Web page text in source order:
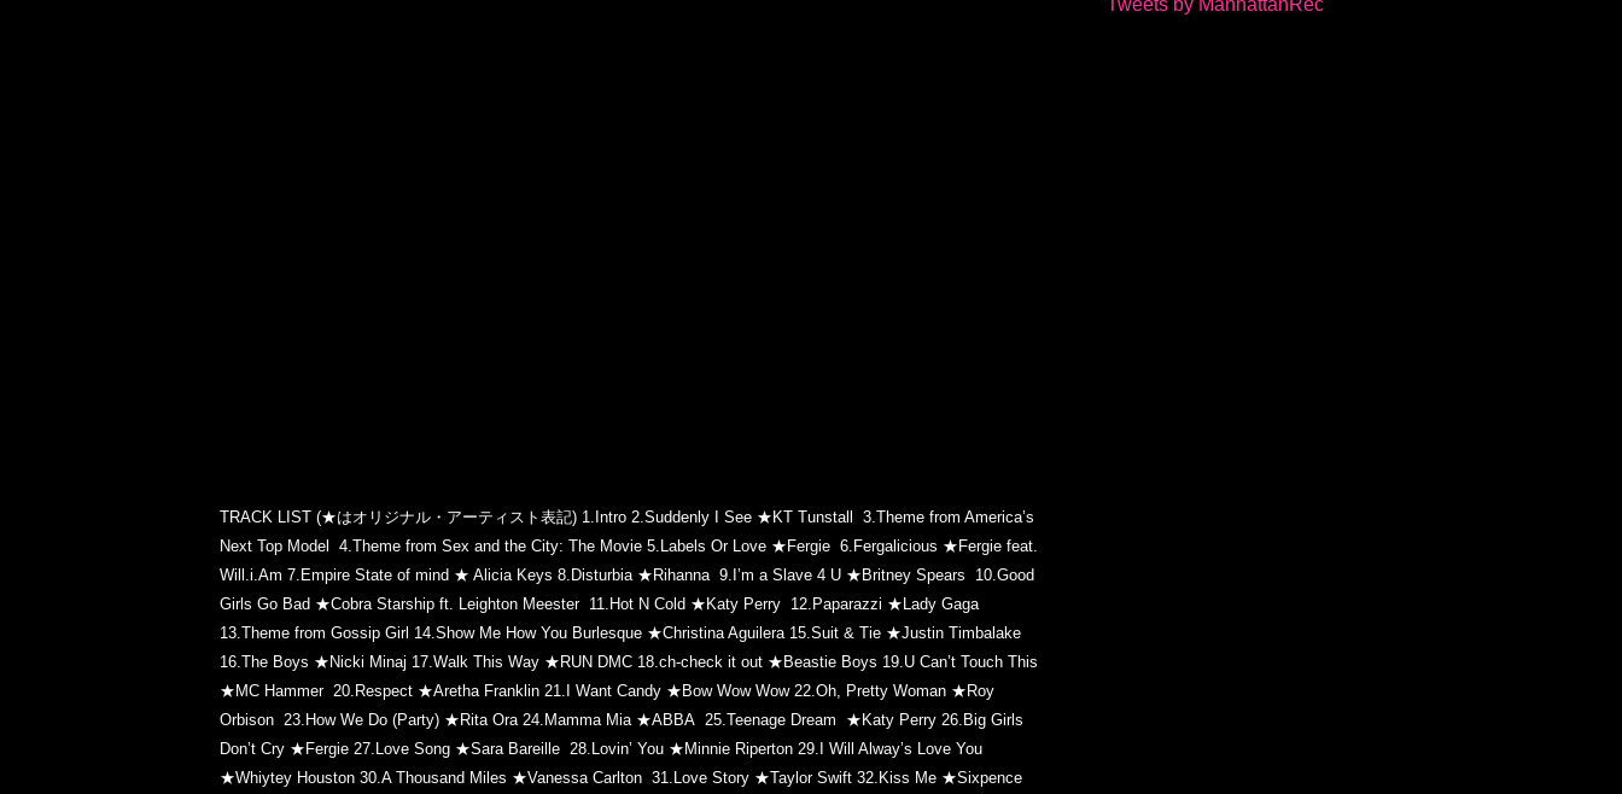
TRACK LIST (★はオリジナル・アーティスト表記) 1.Intro 2.Suddenly I See ★KT Tunstall
3.Theme from America’s
Next Top Model
4.Theme from Sex and the City: The Movie 5.Labels Or Love ★Fergie 6.Fergalicious ★Fergie feat.
Will.i.Am 7.Empire State of mind ★ Alicia Keys 8.Disturbia ★Rihanna 9.I’m a Slave 4 U ★Britney Spears
10.Good
Girls Go Bad ★Cobra Starship ft. Leighton Meester 11.Hot N Cold ★Katy Perry 12.Paparazzi ★Lady Gaga
13.Theme from Gossip Girl 14.Show Me How You Burlesque ★Christina Aguilera 15.Suit & Tie ★Justin Timbalake
16.The Boys ★Nicki Minaj 17.Walk This Way ★RUN DMC 18.ch-check it out ★Beastie Boys 19.U Can’t Touch This
★MC Hammer 20.Respect ★Aretha Franklin 21.I Want Candy ★Bow Wow Wow22.Oh, Pretty Woman ★Roy
Orbison 23.How We Do (Party) ★Rita Ora 24.Mamma Mia ★ABBA 25.Teenage Dream ★Katy Perry 26.Big Girls
Don’t Cry ★Fergie 27.Love Song ★Sara Bareille 28.Lovin’ You ★Minnie Riperton 29.I Will Alway’s Love You
★Whiytey Houston 30.A Thousand Miles ★Vanessa Carlton 31.Love Story ★Taylor Swift 32.Kiss Me ★Sixpence
Tweets by ManhattanRec